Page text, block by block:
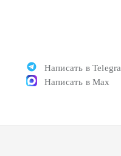
Написать в
Написать в Max